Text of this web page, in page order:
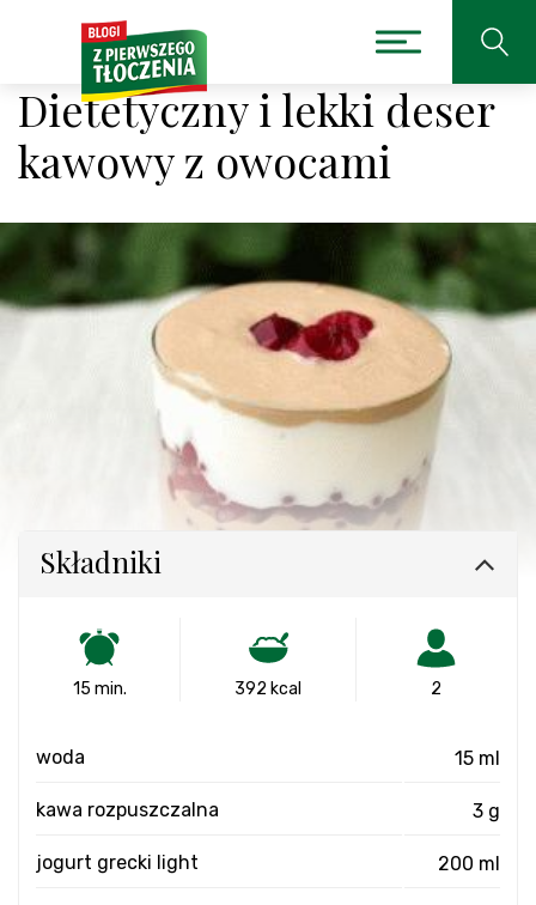
Dietetyczny i lekki deser
kawowy z owocami
Składniki
15 min. 392 kcal 2
woda 15 ml
kawa rozpuszczalna 3 g
jogurt grecki light 200 ml